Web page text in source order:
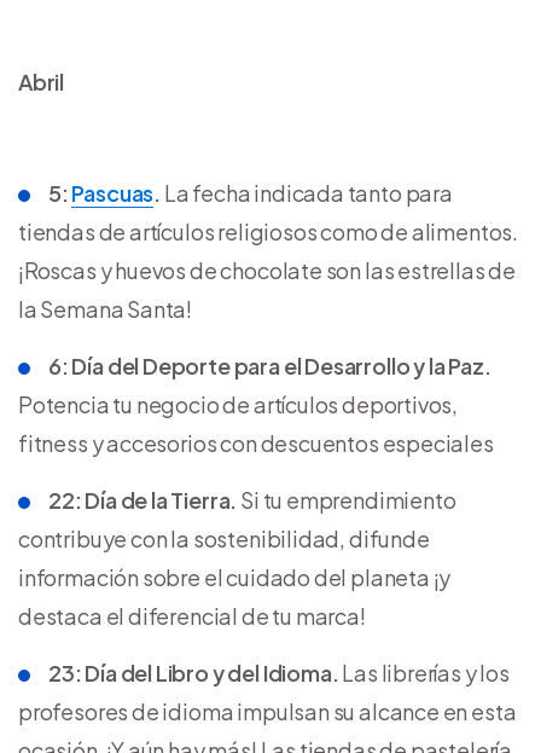
Abril
5: Pascuas La fecha indicada tanto para
tiendas de artículos religiosos como de alimentos.
¡Roscas y huevos de chocolate son las estrellas de
la Semana Santa!
6: Día del Deporte para el Desarrollo y la Paz.
Potencia tu negocio de artículos deportivos,
fitness y accesorios con descuentos especiales
22: Día de la Tierra. Si tu emprendimiento
contribuye con la sostenibilidad, difunde
información sobre el cuidado del planeta ¡y
destaca el diferencial de tu marca!
23: Día del Libro y del Idioma. Las librerías y los
profesores de idioma impulsan su alcance en esta